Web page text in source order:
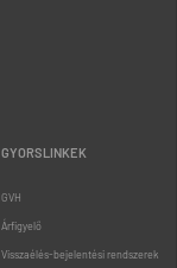
GYORSLINKEK
GVH
Árfigyelő
Visszaélés-bejelentési rendszerek